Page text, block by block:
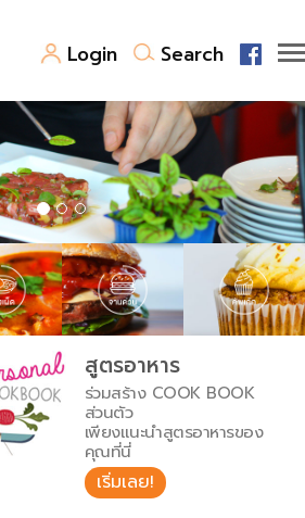
Login Search
ด
วยการตวง
หภูมิ
หนักวัตถุดิบ
สูตรอาหาร
ร่วมสร้าง COOK BOOK
ส่วนตัว
เพียงแนะนำสูตรอาหารของ
คุณที่นี่
เริ่มเลย!